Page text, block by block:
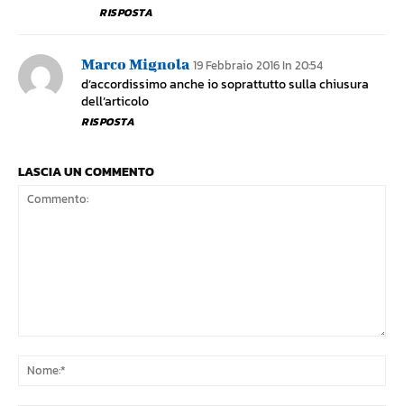
RISPOSTA
Marco Mignola 19 Febbraio 2016 In 20:54
d’accordissimo anche io soprattutto sulla chiusura
dell’articolo
RISPOSTA
LASCIA UN COMMENTO